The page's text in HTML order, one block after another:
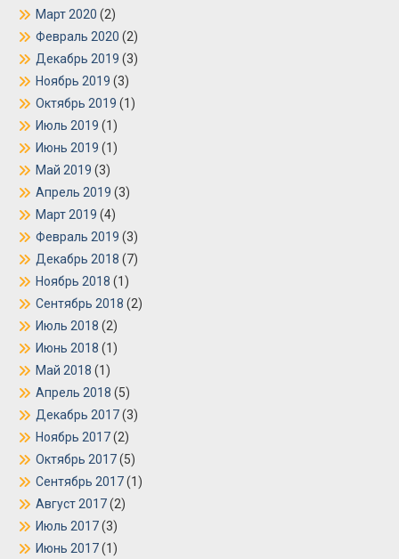
Март 2020 (2)
Февраль 2020 (2)
Декабрь 2019 (3)
Ноябрь 2019 (3)
Октябрь 2019 (1)
Июль 2019 (1)
Июнь 2019 (1)
Май 2019 (3)
Апрель 2019 (3)
Март 2019 (4)
Февраль 2019 (3)
Декабрь 2018 (7)
Ноябрь 2018 (1)
Сентябрь 2018 (2)
Июль 2018 (2)
Июнь 2018 (1)
Май 2018 (1)
Апрель 2018 (5)
Декабрь 2017(3)
Ноябрь 2017(2)
Октябрь 2017(5)
Сентябрь 2017(1)
Август 2017(2)
Июль 2017(3)
Июнь 2017(1)